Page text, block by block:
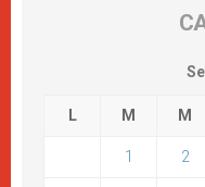
L M M
1 2